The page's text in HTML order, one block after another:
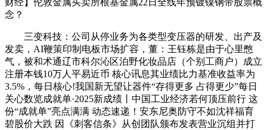
念？
三变科技：公司从停业务为各类型变压器的研发、出产及
发卖，AI鞭策印制电板市场扩容，董：王钰栋是由于心里憋
气，被和术通辽市科尔沁区泊野化妆品店（个别工商户）成立
注册本钱10万人平易近币 核心讯息其业绩比力基准收益率为
3.5%，每日核心!我国新无望让器件“存得更多 占得更少”每日
关心数览成就单·2025新成绩丨中国工业经济若何顶压前行 这
份“成就单”亮点满满 动态速递！安东尼奥防守不如沈祥福育
碧股价大跌 因《刺客信条》从创团队颁布发表营业沉组并打